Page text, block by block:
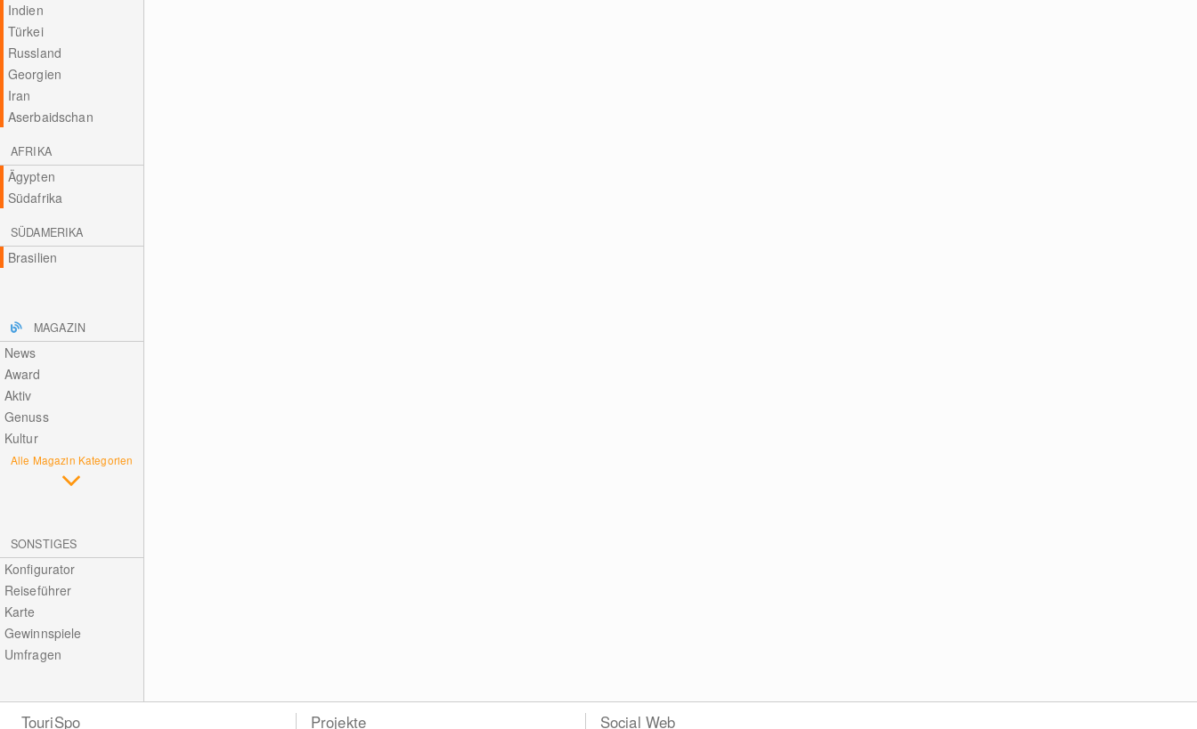
Indien
Türkei
Russland
Georgien
Iran
Aserbaidschan
AFRIKA
Ägypten
Südafrika
SÜDAMERIKA
Brasilien
MAGAZIN
News
Award
Aktiv
Genuss
Kultur
Alle Magazin Kategorien
SONSTIGES
Konfigurator
Reiseführer
Karte
Gewinnspiele
Umfragen
TouriSpo Projekte Social Web